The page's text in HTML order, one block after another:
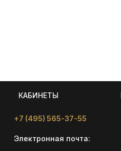
КАБИНЕТЫ
+7 (495) 565-37-55
Электронная почта: